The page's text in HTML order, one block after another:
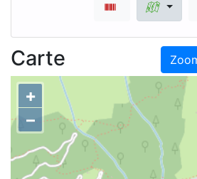
Carte
+
–